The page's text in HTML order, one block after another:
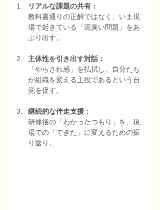
リアルな課題の共有：
教科書通りの正解ではなく、いま現
場で起きている「泥臭い問題」をあ
ぶり出す。
主体性を引き出す対話：
「やらされ感」を払拭し、自分たち
が組織を変える主役であるという自
覚を促す。
継続的な伴走支援：
研修後の「わかったつもり」を、現
場での「できた」に変えるための振
り返り。